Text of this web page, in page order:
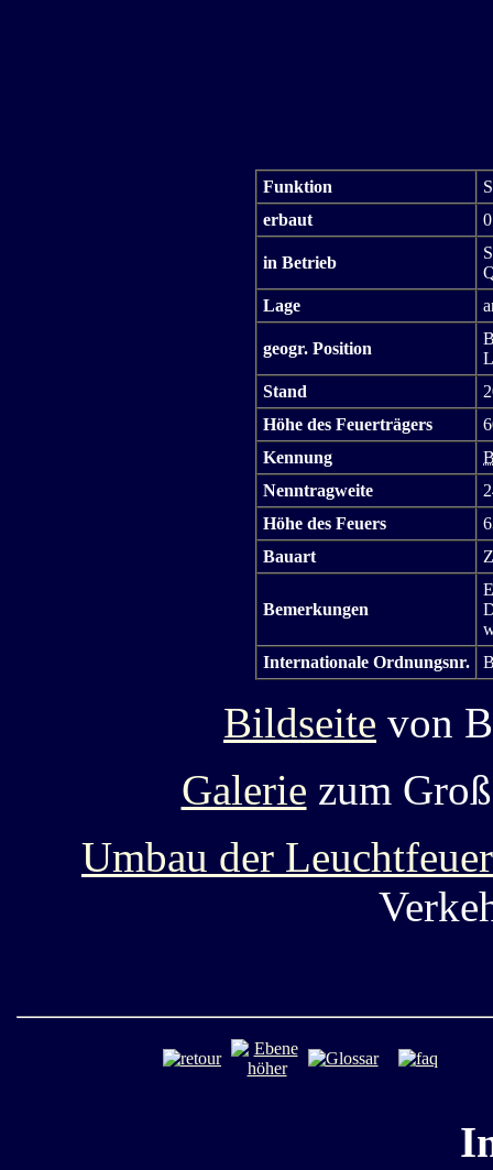
Funktion
erbaut
in Betrieb
Lage
geogr. Position
Stand
Höhe des Feuerträgers
Kennung
Nenntragweite
Höhe des Feuers
Bauart
Bemerkungen
Internationale Ordnungsnr.
Bildseite von
Galerie zum
Umbau der